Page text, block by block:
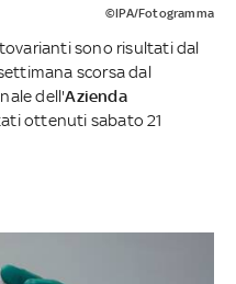
©IPA/Fotogramma
sono risultati dal
scorsa dal
dell'Azienda
ottenuti sabato 21